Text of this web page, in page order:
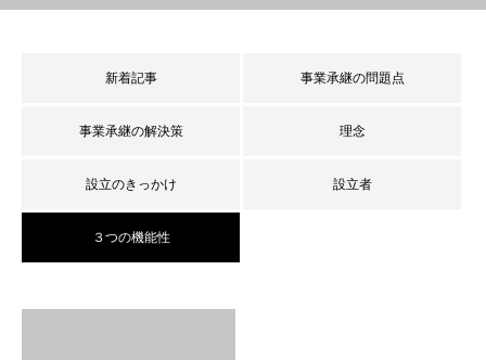
新着記事 事業承継の問題点
事業承継の解決策 理念
設立のきっかけ 設立者
３つの機能性